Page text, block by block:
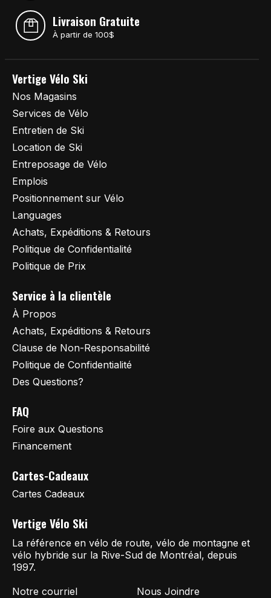
Livraison Gratuite
À partir de 100$
Vertige Vélo Ski
Nos Magasins
Services de Vélo
Entretien de Ski
Location de Ski
Entreposage de Vélo
Emplois
Positionnement sur Vélo
Languages
Achats, Expéditions & Retours
Politique de Confidentialité
Politique de Prix
Service à la clientèle
À Propos
Achats, Expéditions & Retours
Clause de Non-Responsabilité
Politique de Confidentialité
Des Questions?
FAQ
Foire aux Questions
Financement
Cartes-Cadeaux
Cartes Cadeaux
Vertige Vélo Ski
La référence en vélo de route, vélo de montagne et
vélo hybride sur la Rive-Sud de Montréal, depuis
1997.
Notre courriel
Nous Joindre